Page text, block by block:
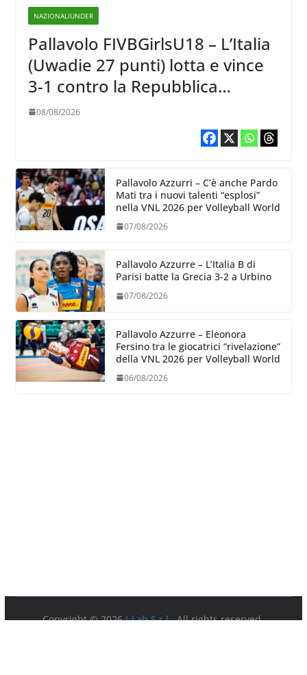
NAZIONALIUNDER
Pallavolo FIVBGirlsU18 – L’Italia
(Uwadie 27 punti) lotta e vince
3-1 contro la Repubblica
Dominicana
08/08/2026
Pallavolo Azzurri – C’è anche Pardo
Mati tra i nuovi talenti “esplosi”
nella VNL 2026 per Volleyball World
07/08/2026
Pallavolo Azzurre – L’Italia B di
Parisi batte la Grecia 3-2 a Urbino
07/08/2026
Pallavolo Azzurre – Eleonora
Fersino tra le giocatrici “rivelazione”
della VNL 2026 per Volleyball World
06/08/2026
Copyright © 2026I-Lab S.r.l.. All rights reserved.